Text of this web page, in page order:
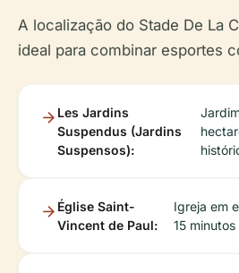
A localização do Stade De La
ideal para combinar esportes
Les Jardins
Suspendus (Jardins
Suspensos):
Église Saint-
Vincent de Paul:
Igreja em
15 minutos